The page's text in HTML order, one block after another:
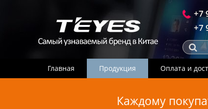
+7
+7
Главная Продукция Оплата и
Каждому